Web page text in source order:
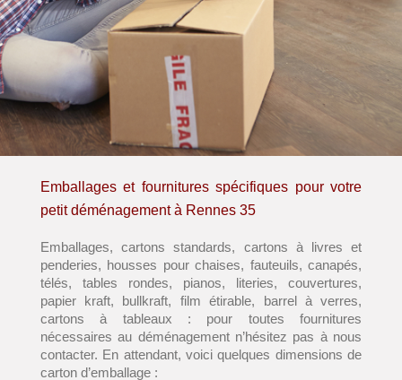
Emballages et fournitures spécifiques pour votre
petit déménagement à Rennes 35
Emballages, cartons standards, cartons à livres et
penderies, housses pour chaises, fauteuils, canapés,
télés, tables rondes, pianos, literies, couvertures,
papier kraft, bullkraft, film étirable, barrel à verres,
cartons à tableaux : pour toutes fournitures
nécessaires au déménagement n’hésitez pas à nous
contacter. En attendant, voici quelques dimensions de
carton d’emballage :